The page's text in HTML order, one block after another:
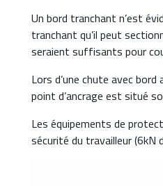
Un bord tranchant n’est
tranchant qu’il peut
seraient suffisants pour
Lors d’une chute avec
point d’ancrage est situé
Les équipements de
sécurité du travailleur (6kN